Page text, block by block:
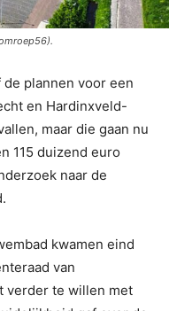
de plannen voor een
en Hardinxveld-
maar die gaan nu
115 duizend euro
naar de
kwamen eind
van
verder te willen met